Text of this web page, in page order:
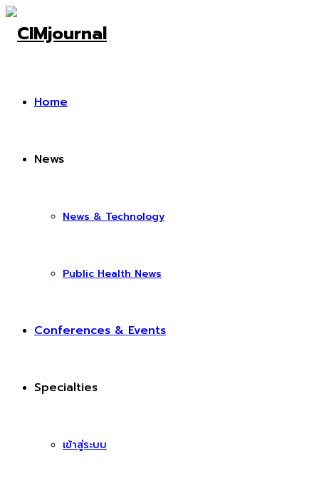
Home
News
News & Technology
Public Health News
Conferences & Events
Specialties
เข้าสู่ระบบ